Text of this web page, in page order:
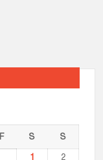
F S S
1 2